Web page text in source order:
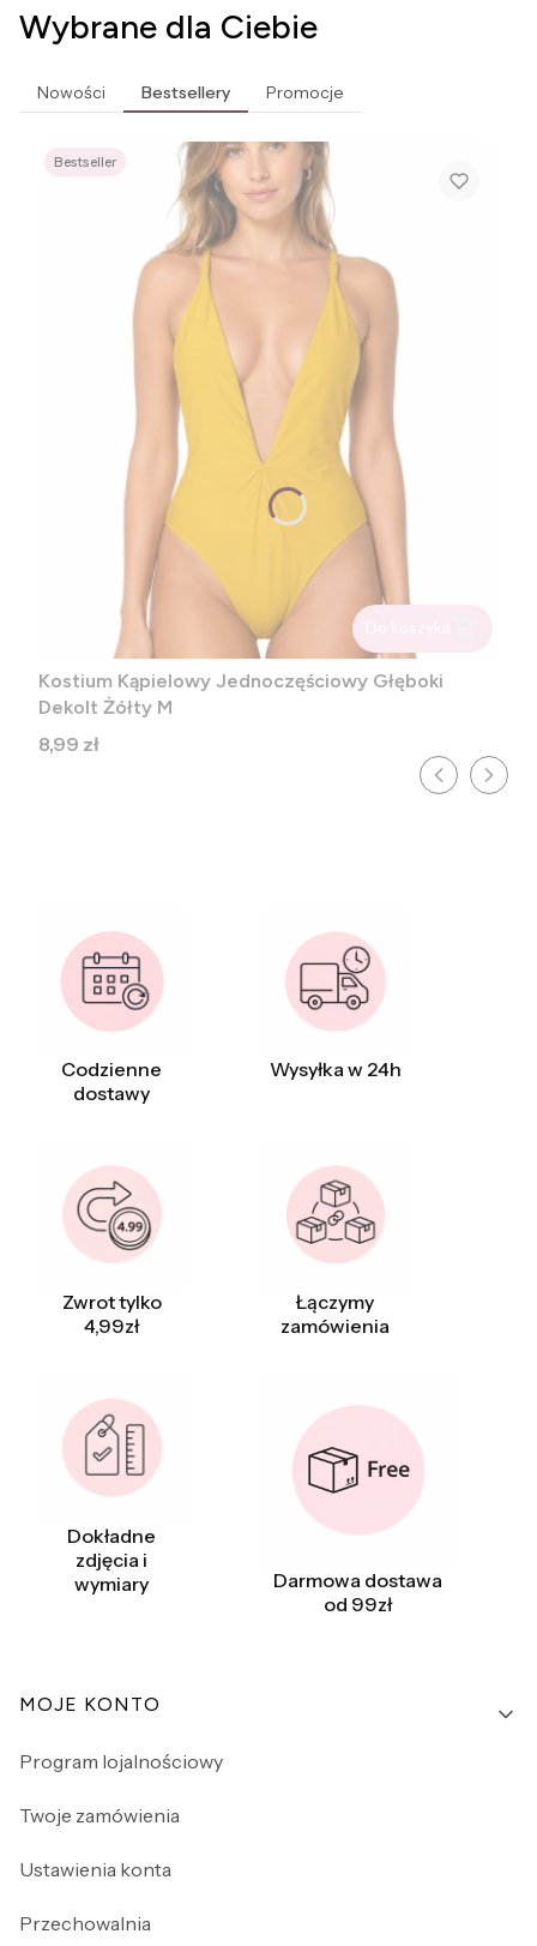
Wybrane dla Ciebie
Nowości Bestsellery Promocje
Bestseller
Kostium Kąpielowy Jednoczęściowy Głęboki
Dekolt Żółty M
Cena
8,99 zł
Codzienne
dostawy
Wysyłka w 24h
Zwrot tylko
4,99zł
Łączymy
zamówienia
Dokładne
zdjęcia i
wymiary
Darmowa dostawa
od 99zł
Linki w stopce
MOJE KONTO
Program lojalnościowy
Twoje zamówienia
Ustawienia konta
Przechowalnia